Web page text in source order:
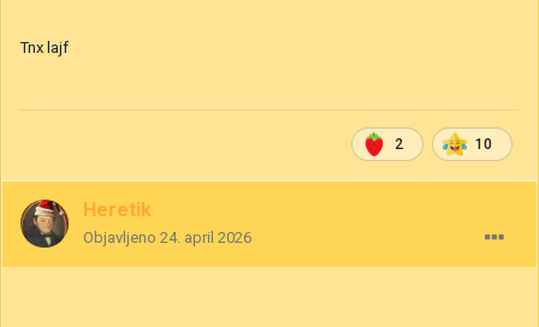
Tnx lajf
2 10
Heretik
Objavljeno 24. april 2026